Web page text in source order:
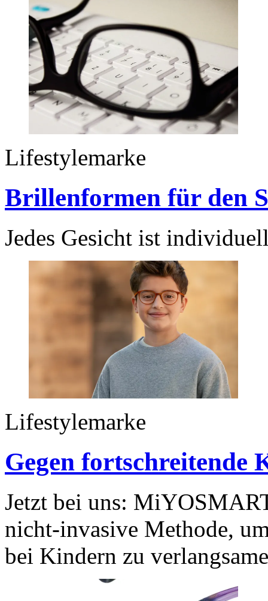
Lifestylemarke
Brillenformen für den
Jedes Gesicht ist
Lifestylemarke
Gegen
Jetzt bei uns:
nicht-invasive Methode,
bei Kindern zu